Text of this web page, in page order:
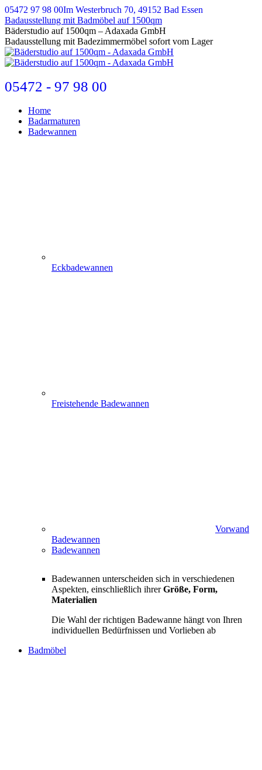
Zum
Inhalt
springen
05472 97 98 00Im Westerbruch 70, 49152 Bad Essen
Badausstellung mit Badmöbel auf 1500qm
E-
Mail
page
opens
new
window
Bäderstudio auf 1500qm – Adaxada GmbH
Badausstellung mit Badezimmermöbel sofort vom Lager
05472 - 97 98 00
Home
Badarmaturen
Badewannen
Eckbadewannen
Freistehende Badewannen
Vorwand
Badewannen
Badewannen
Badewannen unterscheiden sich in verschiedenen
Aspekten, einschließlich ihrerGröße, Form,
Materialien
Die Wahl der richtigen Badewanne hängt von Ihren
individuellen Bedürfnissen und Vorlieben ab
Badmöbel